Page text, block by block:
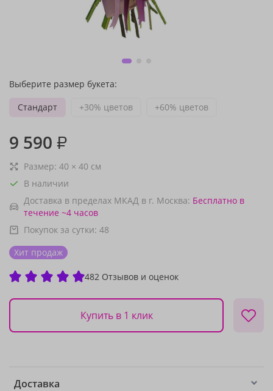
Выберите размер букета:
Стандарт
+30% цветов +60% цветов
9 590 ₽
Размер: 40 × 40 см
В наличии
Доставка в пределах МКАД в г. Москва: Бесплатно в
течение ~4 часов
Покупок за сутки: 48
Хит продаж
482 Отзывов и оценок
Купить в 1 клик
Доставка